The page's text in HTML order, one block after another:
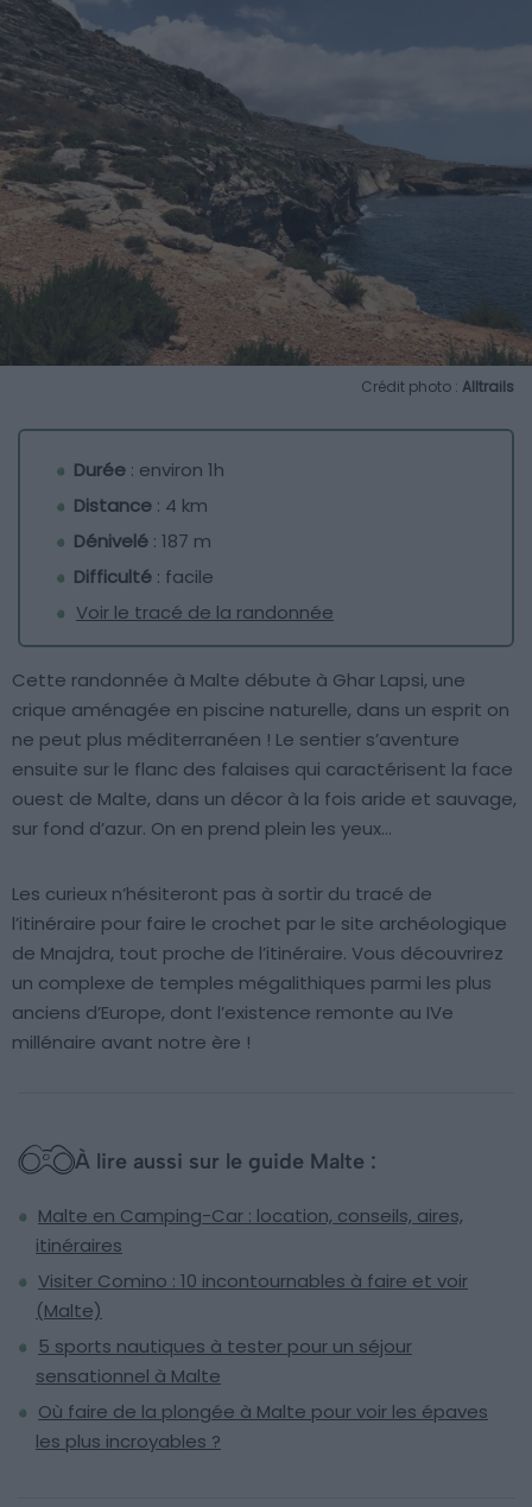
Crédit photo : Alltrails
Durée : environ 1h
Distance : 4 km
Dénivelé : 187 m
Difficulté : facile
Voir le tracé de la randonnée
Cette randonnée à Malte débute à Ghar Lapsi, une
crique aménagée en piscine naturelle, dans un esprit on
ne peut plus méditerranéen ! Le sentier s’aventure
ensuite sur le flanc des falaises qui caractérisent la face
ouest de Malte, dans un décor à la fois aride et sauvage,
sur fond d’azur. On en prend plein les yeux…
Les curieux n’hésiteront pas à sortir du tracé de
l’itinéraire pour faire le crochet par le site archéologique
de Mnajdra, tout proche de l’itinéraire. Vous découvrirez
un complexe de temples mégalithiques parmi les plus
anciens d’Europe, dont l’existence remonte au IVe
millénaire avant notre ère !
À lire aussi sur le guide Malte :
Malte en Camping-Car : location, conseils, aires,
itinéraires
Visiter Comino : 10 incontournables à faire et voir
(Malte)
5 sports nautiques à tester pour un séjour
sensationnel à Malte
Où faire de la plongée à Malte pour voir les épaves
les plus incroyables ?